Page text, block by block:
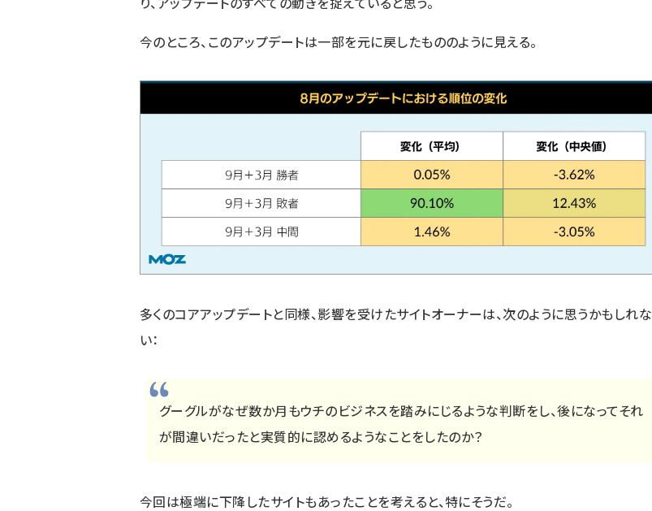
今のところ、このアップデートは一部を元に戻したもののように見える。
多くのコアアップデートと同様、影響を受けたサイトオーナーは、次のように思うかもしれな
い：
グーグルがなぜ数か月もウチのビジネスを踏みにじるような判断をし、後になってそれ
が間違いだったと実質的に認めるようなことをしたのか？
今回は極端に下降したサイトもあったことを考えると、特にそうだ。